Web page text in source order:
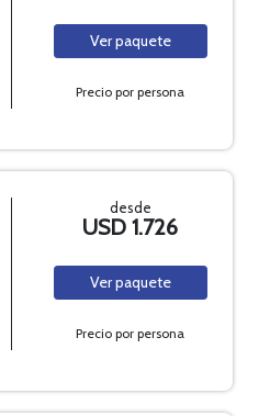
Verpaquete
Precio por persona
desde
USD 1.726
Verpaquete
Precio por persona